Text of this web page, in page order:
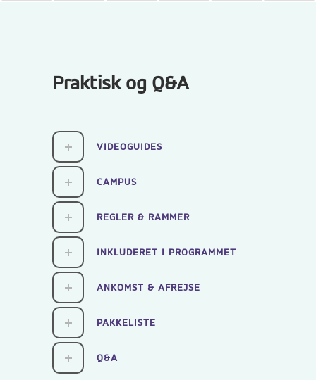
Praktisk og Q&A
VIDEOGUIDES
CAMPUS
REGLER & RAMMER
INKLUDERET I PROGRAMMET
ANKOMST & AFREJSE
PAKKELISTE
Q&A